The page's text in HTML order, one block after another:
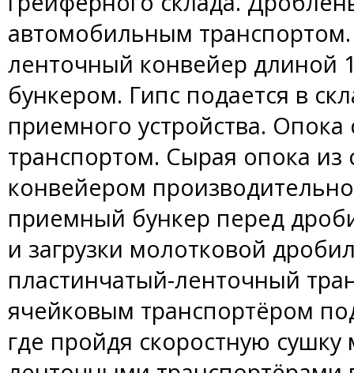
автомобильным
ленточный конвейер длиной
бункером. Гипс подается в
приемного устройства.
транспортом. Сырая опока
конвейером
приемный бункер перед
и загрузки молотковой
пластинчатый-ленточный
ячейковым транспортёром
где пройдя скоростную